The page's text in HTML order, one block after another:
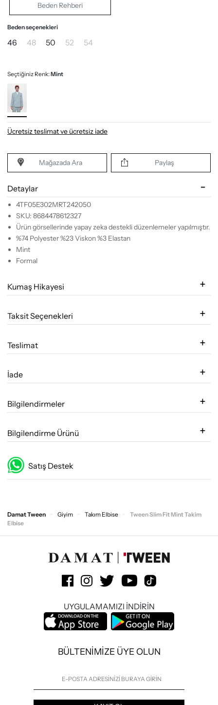
Beden Rehberi
Beden seçenekleri
46 48 50 52 54
Seçtiğiniz Renk:Mint
Ücretsiz teslimat ve ücretsiz iade
Mağazada Ara Paylaş
Detaylar
4TF05E302MRT242050
SKU: 8684478612327
Ürün görsellerinde yapay zeka destekli düzenlemeler yapılmıştır.
%74 Polyester %23 Viskon %3 Elastan
Mint
Formal
Kumaş Hikayesi
Taksit Seçenekleri
Teslimat
İade
Bilgilendirmeler
Bilgilendirme Ürünü
Satış Destek
Damat Tween Giyim Takım Elbise
Tween Slim Fit Mint Takim
Elbise
UYGULAMAMIZI İNDİRİN
BÜLTENİMİZE ÜYE OLUN